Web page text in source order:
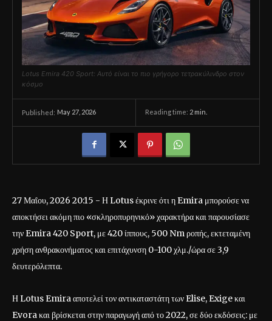
Lotus Emira 420 Sport: Αυτό είναι το πιο γρήγορο τετρακύλινδρο στον
κόσμο
Published: May 27, 2026 Reading time: 2 min.
27 Μαΐου, 2026 20:15 - Η Lotus έκρινε ότι η Emira μπορούσε να
αποκτήσει ακόμη πιο «σκληροπυρηνικό» χαρακτήρα και παρουσίασε
την Emira 420 Sport, με 420 ίππους, 500 Nm ροπής, εκτεταμένη
χρήση ανθρακονήματος και επιτάχυνση 0-100 χλμ./ώρα σε 3,9
δευτερόλεπτα.
Η Lotus Emira αποτελεί τον αντικαταστάτη των Elise, Exige και
Evora και βρίσκεται στην παραγωγή από το 2022, σε δύο εκδόσεις: με